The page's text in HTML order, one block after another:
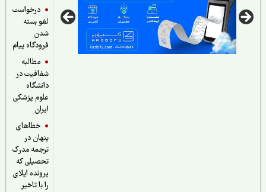
درخواست
لغو بسته
فرودگاه پیام
مطالبه
شفافیت در
دانشگاه
علوم پزشکی
خطاهای
پنهان در
ترجمه مدرک
تحصیلی که
پرونده اپلای
را با تاخیر